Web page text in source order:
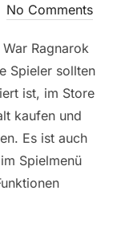
No Comments
Ragnarok
Spieler sollten
ist, im Store
kaufen und
Es ist auch
Spielmenü